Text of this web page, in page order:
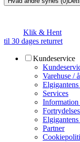
Klik & Hent
til 30 dages returret
Kundeservice
Varehuse /
Services
Information
Partner